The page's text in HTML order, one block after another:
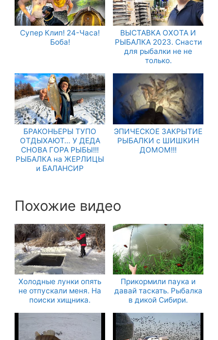
Супер Клип! 24-Часа!
Боба!
ВЫСТАВКА ОХОТА И
РЫБАЛКА 2023. Снасти
для рыбалки не не
только.
БРАКОНЬЕРЫ ТУПО
ОТДЫХАЮТ… У ДЕДА
СНОВА ГОРА РЫБЫ!!!
РЫБАЛКА на ЖЕРЛИЦЫ
и БАЛАНСИР
ЭПИЧЕСКОЕ ЗАКРЫТИЕ
РЫБАЛКИ с ШИШКИН
ДОМОМ!!!
Похожие видео
Холодные лунки опять
не отпускали меня. На
поиски хищника.
Прикормили паука и
давай таскать. Рыбалка
в дикой Сибири.